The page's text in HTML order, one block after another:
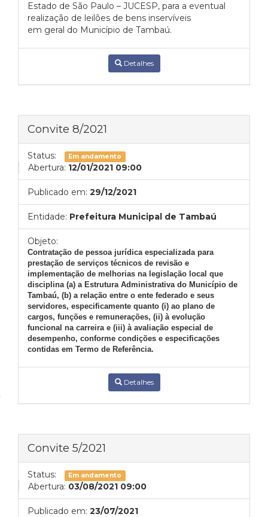
Estado de São Paulo – JUCESP, para a eventual
realização de leilões de bens inservíveis
em geral do Município de Tambaú.
Detalhes
Convite 8/2021
Status: Em andamento
Abertura: 12/01/2021 09:00
Publicado em: 29/12/2021
Entidade: Prefeitura Municipal de Tambaú
Objeto:
Contratação de pessoa jurídica especializada para
prestação de serviços técnicos de revisão e
implementação de melhorias na legislação local que
disciplina (a) a Estrutura Administrativa do Município de
Tambaú, (b) a relação entre o ente federado e seus
servidores, especificamente quanto (i) ao plano de
cargos, funções e remunerações, (ii) à evolução
funcional na carreira e (iii) à avaliação especial de
desempenho, conforme condições e especificações
contidas em Termo de Referência.
Detalhes
Convite 5/2021
Status: Em andamento
Abertura: 03/08/2021 09:00
Publicado em: 23/07/2021